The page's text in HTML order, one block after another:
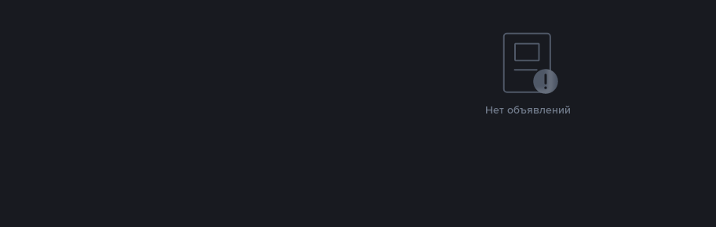
Нет объявлений